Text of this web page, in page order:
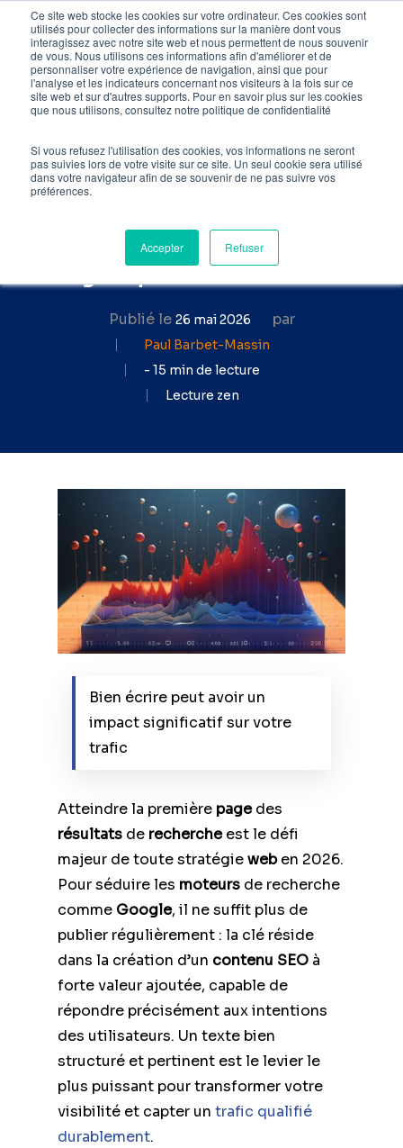
Ce site web stocke les cookies sur votre ordinateur. Ces cookies sont
utilisés pour collecter des informations sur la manière dont vous
interagissez avec notre site web et nous permettent de nous souvenir
de vous. Nous utilisons ces informations afin d'améliorer et de
personnaliser votre expérience de navigation, ainsi que pour
l'analyse et les indicateurs concernant nos visiteurs à la fois sur ce
site web et sur d'autres supports. Pour en savoir plus sur les cookies
que nous utilisons, consultez notre politique de confidentialité
Si vous refusez l'utilisation des cookies, vos informations ne seront
pas suivies lors de votre visite sur ce site. Un seul cookie sera utilisé
dans votre navigateur afin de se souvenir de ne pas suivre vos
préférences.
Accepter Refuser
main
content
Accueil» Blog SEO»
rédiger un texte optimisé
Comment écrire un
booster votre trafic
Publié le 26 mai 2026 par
Paul Barbet-Massin
- 15 min de lecture
Lecture zen
Bien écrire peut avoir un
impact significatif sur votre
trafic
Atteindre la première pagedes
résultats de rechercheest le défi
majeur de toute stratégieweben 2026.
Pour séduire les moteurs de recherche
comme Google, il ne suffit plus de
publier régulièrement : la clé réside
dans la création d’un contenu SEO à
forte valeur ajoutée, capable de
répondre précisément aux intentions
des utilisateurs. Un texte bien
structuré et pertinent est le levier le
plus puissant pour transformer votre
visibilité et capter un trafic qualifié
durablement.